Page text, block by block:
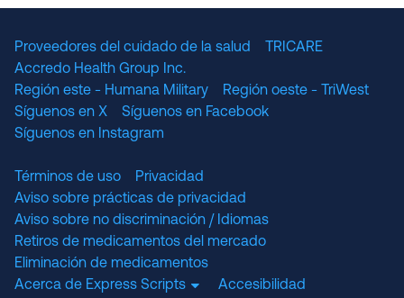
Proveedores del cuidado de la salud
TRICARE
Accredo Health Group Inc.
Región este - Humana Military
Región oeste - TriWest
Síguenos en X
Síguenos en Facebook
Síguenos en Instagram
Términos de uso
Privacidad
Aviso sobre prácticas de privacidad
Aviso sobre no discriminación / Idiomas
Retiros de medicamentos del mercado
Eliminación de medicamentos
Acerca de Express Scripts
Accesibilidad